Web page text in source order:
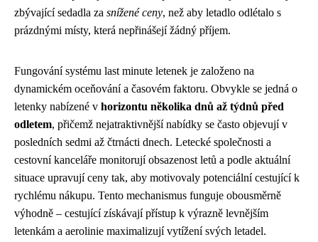
zbývající sedadla za snížené ceny, než aby letadlo odlétalo s
prázdnými místy, která nepřinášejí žádný příjem.
Fungování systému last minute letenek je založeno na
dynamickém oceňování a časovém faktoru. Obvykle se jedná o
letenky nabízené v horizontu několika dnů až týdnů před
odletem, přičemž nejatraktivnější nabídky se často objevují v
posledních sedmi až čtrnácti dnech. Letecké společnosti a
cestovní kanceláře monitorují obsazenost letů a podle aktuální
situace upravují ceny tak, aby motivovaly potenciální cestující k
rychlému nákupu. Tento mechanismus funguje obousměrně
výhodně – cestující získávají přístup k výrazně levnějším
letenkám a aerolinie maximalizují vytížení svých letadel.